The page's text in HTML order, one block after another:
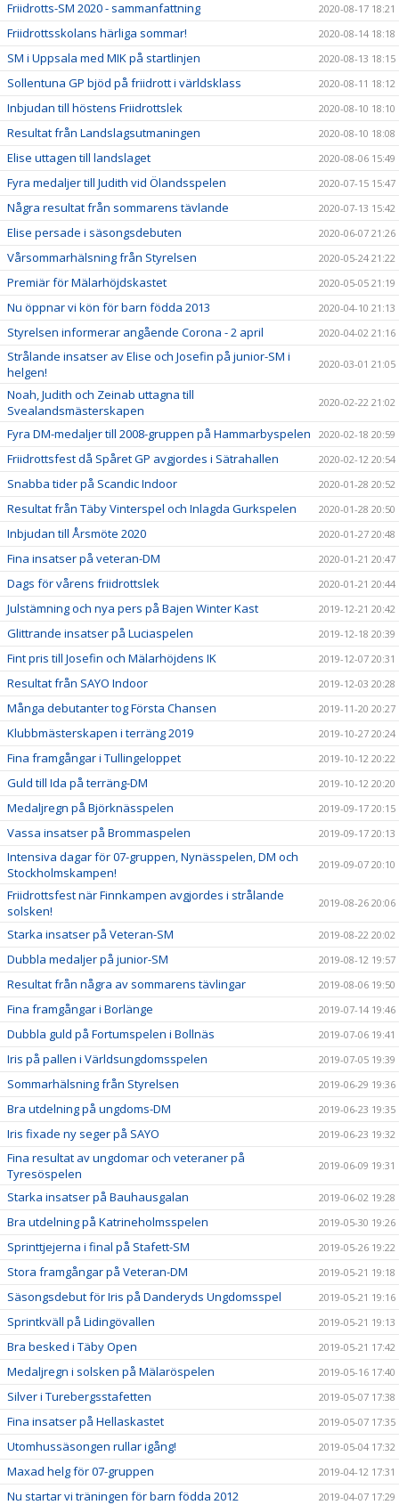
Friidrotts-SM 2020 - sammanfattning 2020-08-17 18:21
Friidrottsskolans härliga sommar! 2020-08-14 18:18
SM i Uppsala med MIK på startlinjen 2020-08-13 18:15
Sollentuna GP bjöd på friidrott i världsklass 2020-08-11 18:12
Inbjudan till höstens Friidrottslek 2020-08-10 18:10
Resultat från Landslagsutmaningen 2020-08-10 18:08
Elise uttagen till landslaget 2020-08-06 15:49
Fyra medaljer till Judith vid Ölandsspelen 2020-07-15 15:47
Några resultat från sommarens tävlande 2020-07-13 15:42
Elise persade i säsongsdebuten 2020-06-07 21:26
Vårsommarhälsning från Styrelsen 2020-05-24 21:22
Premiär för Mälarhöjdskastet 2020-05-05 21:19
Nu öppnar vi kön för barn födda 2013 2020-04-10 21:13
Styrelsen informerar angående Corona - 2 april 2020-04-02 21:16
Strålande insatser av Elise och Josefin på junior-SM i
helgen!
2020-03-01 21:05
Noah, Judith och Zeinab uttagna till
Svealandsmästerskapen
2020-02-22 21:02
Fyra DM-medaljer till 2008-gruppen på Hammarbyspelen 2020-02-18 20:59
Friidrottsfest då Spåret GP avgjordes i Sätrahallen 2020-02-12 20:54
Snabba tider på Scandic Indoor 2020-01-28 20:52
Resultat från Täby Vinterspel och Inlagda Gurkspelen 2020-01-28 20:50
Inbjudan till Årsmöte 2020 2020-01-27 20:48
Fina insatser på veteran-DM 2020-01-21 20:47
Dags för vårens friidrottslek 2020-01-21 20:44
Julstämning och nya pers på Bajen Winter Kast 2019-12-21 20:42
Glittrande insatser på Luciaspelen 2019-12-18 20:39
Fint pris till Josefin och Mälarhöjdens IK 2019-12-07 20:31
Resultat från SAYO Indoor 2019-12-03 20:28
Många debutanter tog Första Chansen 2019-11-20 20:27
Klubbmästerskapen i terräng 2019 2019-10-27 20:24
Fina framgångar i Tullingeloppet 2019-10-12 20:22
Guld till Ida på terräng-DM 2019-10-12 20:20
Medaljregn på Björknässpelen 2019-09-17 20:15
Vassa insatser på Brommaspelen 2019-09-17 20:13
Intensiva dagar för 07-gruppen, Nynässpelen, DM och
Stockholmskampen!
2019-09-07 20:10
Friidrottsfest när Finnkampen avgjordes i strålande
solsken!
2019-08-26 20:06
Starka insatser på Veteran-SM 2019-08-22 20:02
Dubbla medaljer på junior-SM 2019-08-12 19:57
Resultat från några av sommarens tävlingar 2019-08-06 19:50
Fina framgångar i Borlänge 2019-07-14 19:46
Dubbla guld på Fortumspelen i Bollnäs 2019-07-06 19:41
Iris på pallen i Världsungdomsspelen 2019-07-05 19:39
Sommarhälsning från Styrelsen 2019-06-29 19:36
Bra utdelning på ungdoms-DM 2019-06-23 19:35
Iris fixade ny seger på SAYO 2019-06-23 19:32
Fina resultat av ungdomar och veteraner på
Tyresöspelen
2019-06-09 19:31
Starka insatser på Bauhausgalan 2019-06-02 19:28
Bra utdelning på Katrineholmsspelen 2019-05-30 19:26
Sprinttjejerna i final på Stafett-SM 2019-05-26 19:22
Stora framgångar på Veteran-DM 2019-05-21 19:18
Säsongsdebut för Iris på Danderyds Ungdomsspel 2019-05-21 19:16
Sprintkväll på Lidingövallen 2019-05-21 19:13
Bra besked i Täby Open 2019-05-21 17:42
Medaljregn i solsken på Mälaröspelen 2019-05-16 17:40
Silver i Turebergsstafetten 2019-05-07 17:38
Fina insatser på Hellaskastet 2019-05-07 17:35
Utomhussäsongen rullar igång! 2019-05-04 17:32
Maxad helg för 07-gruppen 2019-04-12 17:31
Nu startar vi träningen för barn födda 2012 2019-04-07 17:29